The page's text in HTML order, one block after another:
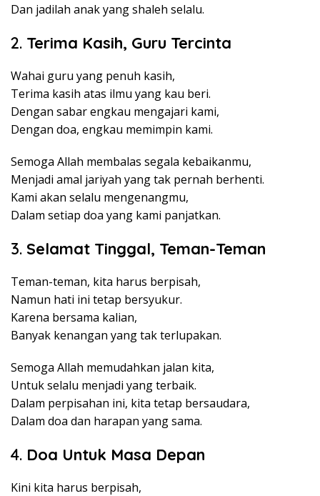
Dan jadilah anak yang shaleh selalu.
2. Terima Kasih, Guru Tercinta
Wahai guru yang penuh kasih,
Terima kasih atas ilmu yang kau beri.
Dengan sabar engkau mengajari kami,
Dengan doa, engkau memimpin kami.
Semoga Allah membalas segala kebaikanmu,
Menjadi amal jariyah yang tak pernah berhenti.
Kami akan selalu mengenangmu,
Dalam setiap doa yang kami panjatkan.
3. Selamat Tinggal, Teman-Teman
Teman-teman, kita harus berpisah,
Namun hati ini tetap bersyukur.
Karena bersama kalian,
Banyak kenangan yang tak terlupakan.
Semoga Allah memudahkan jalan kita,
Untuk selalu menjadi yang terbaik.
Dalam perpisahan ini, kita tetap bersaudara,
Dalam doa dan harapan yang sama.
4. Doa Untuk Masa Depan
Kini kita harus berpisah,